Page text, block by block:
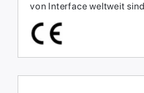
von Interface weltweit